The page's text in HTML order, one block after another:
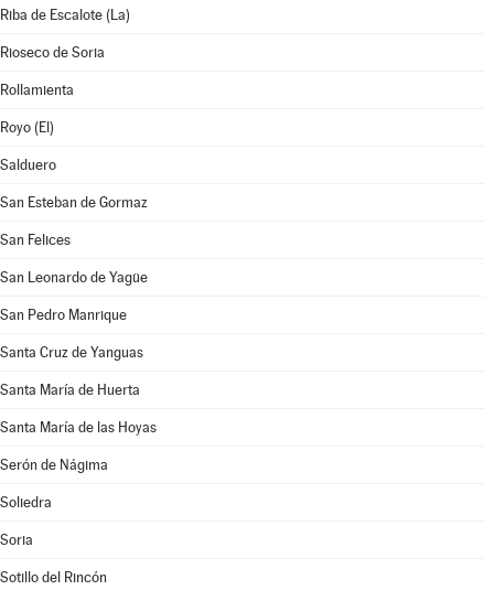
Riba de Escalote (La)
Rioseco de Soria
Rollamienta
Royo (El)
Salduero
San Esteban de Gormaz
San Felices
San Leonardo de Yagüe
San Pedro Manrique
Santa Cruz de Yanguas
Santa María de Huerta
Santa María de las Hoyas
Serón de Nágima
Soliedra
Soria
Sotillo del Rincón